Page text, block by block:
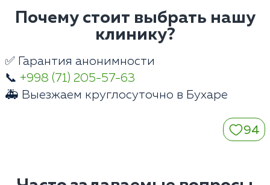
Почему стоит выбрать нашу
клинику?
✅ Гарантия анонимности
📞 +998 (71) 205-57-63
🚑 Выезжаем круглосуточно в Бухаре
94